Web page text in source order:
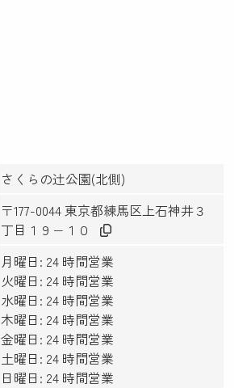
さくらの辻公園(北側)
〒177-0044 東京都練馬区上石神井３
丁目１９−１０
月曜日: 24 時間営業
火曜日: 24 時間営業
水曜日: 24 時間営業
木曜日: 24 時間営業
金曜日: 24 時間営業
土曜日: 24 時間営業
日曜日: 24 時間営業